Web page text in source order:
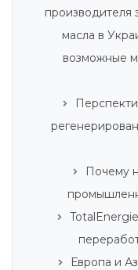
производителя
масла в
возможные
Почему
Европа и